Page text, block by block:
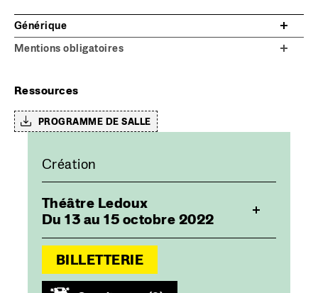
Générique
Mentions obligatoires
Ressources
PROGRAMME DE SALLE
Création
Théâtre Ledoux
Du 13 au 15 octobre 2022
BILLETTERIE